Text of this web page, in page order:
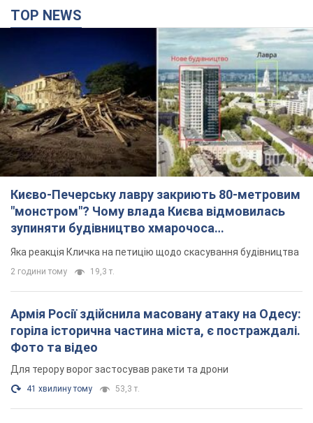
TOP NEWS
Києво-Печерську лавру закриють 80-метровим
"монстром"? Чому влада Києва відмовилась
зупиняти будівництво хмарочоса
"московського вірянина"
Яка реакція Кличка на петицію щодо скасування будівництва
2 години тому 19,3 т.
Армія Росії здійснила масовану атаку на Одесу:
горіла історична частина міста, є постраждалі.
Фото та відео
Для терору ворог застосував ракети та дрони
41 хвилину тому 53,3 т.